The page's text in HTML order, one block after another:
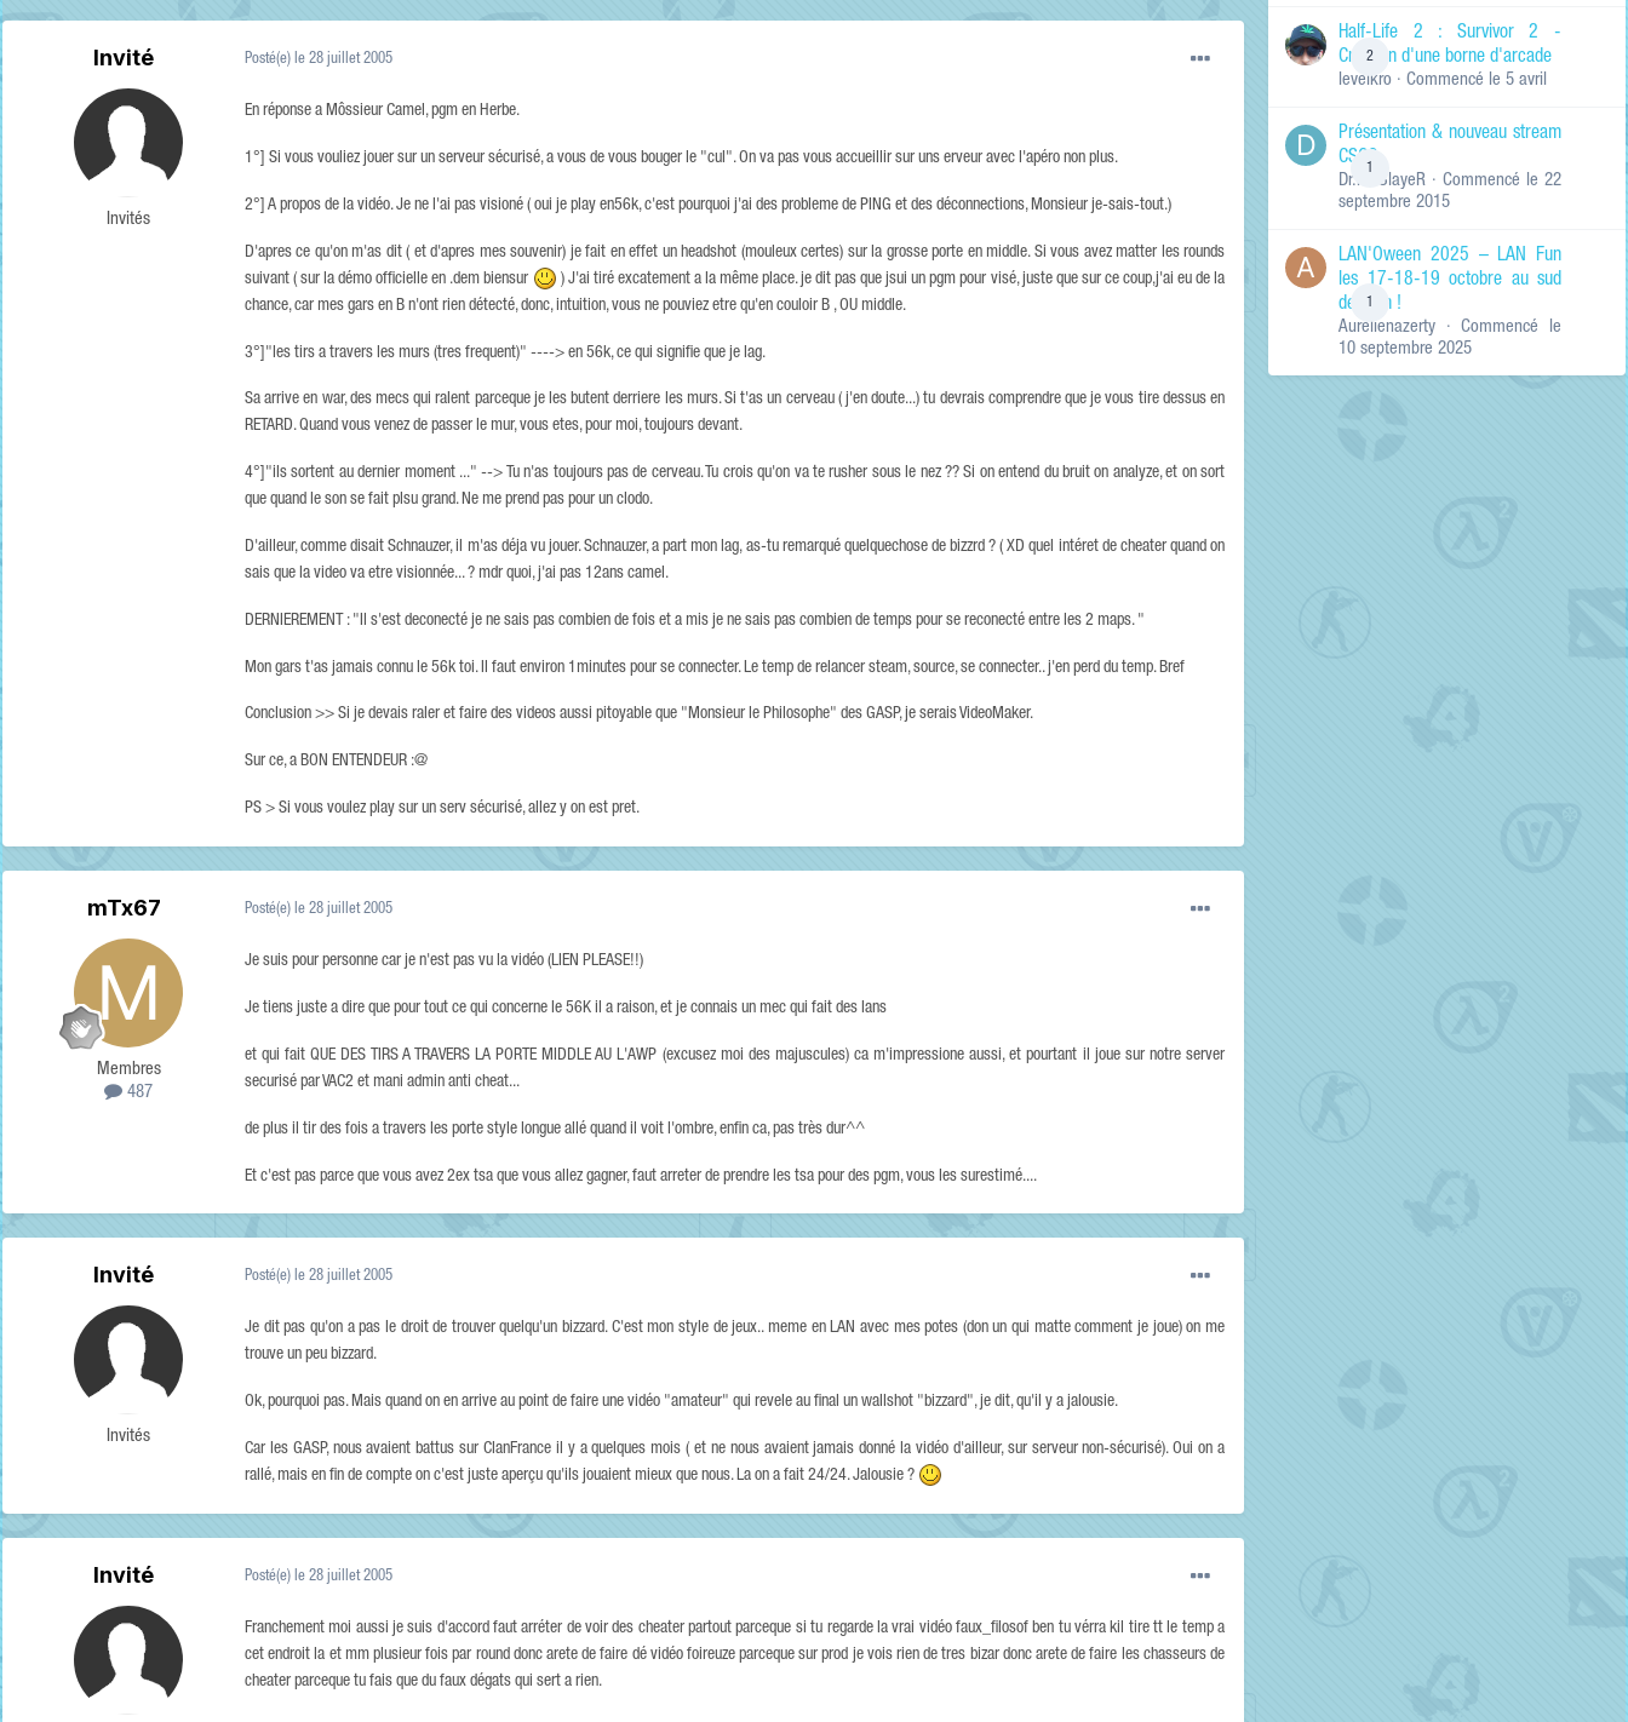
RECHERCHER LES
Titres et corps
Titres des
uniquement
Invité
Invités
Posté(e) le 28 juillet 2005
En réponse a Môssieur Camel, pgm en Herbe.
1°] Si vous vouliez jouer sur un serveur sécurisé, a vous de vous bouger le "cul". On va pas vous accueillir sur uns erveur avec l'apéro non plus.
2°] A propos de la vidéo. Je ne l'ai pas visioné ( oui je play en56k, c'est pourquoi j'ai des probleme de PING et des déconnections, Monsieur je-sais-tout.)
D'apres ce qu'on m'as dit ( et d'apres mes souvenir) je fait en effet un headshot (mouleux certes) sur la grosse porte en middle. Si vous avez matter les rounds
suivant ( sur la démo officielle en .dem biensur
) J'ai tiré excatement a la même place. je dit pas que jsui un pgm pour visé, juste que sur ce coup,j'ai eu de la
chance, car mes gars en B n'ont rien détecté, donc, intuition, vous ne pouviez etre qu'en couloir B , OU middle.
3°]"les tirs a travers les murs (tres frequent)" ----> en 56k, ce qui signifie que je lag.
Sa arrive en war, des mecs qui ralent parceque je les butent derriere les murs. Si t'as un cerveau ( j'en doute...) tu devrais comprendre que je vous tire dessus en
RETARD. Quand vous venez de passer le mur, vous etes, pour moi, toujours devant.
4°]"ils sortent au dernier moment ..." --> Tu n'as toujours pas de cerveau. Tu crois qu'on va te rusher sous le nez ?? Si on entend du bruit on analyze, et on sort
que quand le son se fait plsu grand. Ne me prend pas pour un clodo.
D'ailleur, comme disait Schnauzer, il m'as déja vu jouer. Schnauzer, a part mon lag, as-tu remarqué quelquechose de bizzrd ? ( XD quel intéret de cheater quand on
sais que la video va etre visionnée... ? mdr quoi, j'ai pas 12ans camel.
DERNIEREMENT : "Il s'est deconecté je ne sais pas combien de fois et a mis je ne sais pas combien de temps pour se reconecté entre les 2 maps. "
Mon gars t'as jamais connu le 56k toi. Il faut environ 1minutes pour se connecter. Le temp de relancer steam, source, se connecter.. j'en perd du temp. Bref
Conclusion >> Si je devais raler et faire des videos aussi pitoyable que "Monsieur le Philosophe" des GASP, je serais VideoMaker.
Sur ce, a BON ENTENDEUR :@
PS > Si vous voulez play sur un serv sécurisé, allez y on est pret.
mTx67
Membres
487
Posté(e) le 28 juillet 2005
Je suis pour personne car je n'est pas vu la vidéo (LIEN PLEASE!!)
Je tiens juste a dire que pour tout ce qui concerne le 56K il a raison, et je connais un mec qui fait des lans
et qui fait QUE DES TIRS A TRAVERS LA PORTE MIDDLE AU L'AWP (excusez moi des majuscules) ca m'impressione aussi, et pourtant il joue sur notre server
securisé par VAC2 et mani admin anti cheat...
de plus il tir des fois a travers les porte style longue allé quand il voit l'ombre, enfin ca, pas très dur^^
Et c'est pas parce que vous avez 2ex tsa que vous allez gagner, faut arreter de prendre les tsa pour des pgm, vous les surestimé....
Invité
Invités
Posté(e) le 28 juillet 2005
Je dit pas qu'on a pas le droit de trouver quelqu'un bizzard. C'est mon style de jeux.. meme en LAN avec mes potes (don un qui matte comment je joue) on me
trouve un peu bizzard.
Ok, pourquoi pas. Mais quand on en arrive au point de faire une vidéo "amateur" qui revele au final un wallshot "bizzard", je dit, qu'il y a jalousie.
Car les GASP, nous avaient battus sur ClanFrance il y a quelques mois ( et ne nous avaient jamais donné la vidéo d'ailleur, sur serveur non-sécurisé). Oui on a
rallé, mais en fin de compte on c'est juste aperçu qu'ils jouaient mieux que nous. La on a fait 24/24. Jalousie ?
Invité Posté(e) le 28 juillet 2005
Franchement moi aussi je suis d'accord faut arréter de voir des cheater partout parceque si tu regarde la vrai vidéo faux_filosof ben tu vérra kil tire tt le temp a
cet endroit la et mm plusieur fois par round donc arete de faire dé vidéo foireuze parceque sur prod je vois rien de tres bizar donc arete de faire les chasseurs de
cheater parceque tu fais que du faux dégats qui sert a rien.
2
Half-Life 2 : Survivor 2 -
Création d'une borne d'arcade
levelkro · Commencé le 5 avril
1
Présentation & nouveau stream
CSGO
Dr.KinSlayeR · Commencé le 22
septembre 2015
1
LAN'Oween 2025 – LAN Fun
les 17-18-19 octobre au sud
de Lyon !
Aurelienazerty · Commencé le
10 septembre 2025